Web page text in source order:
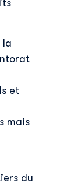
la
et
mais
du